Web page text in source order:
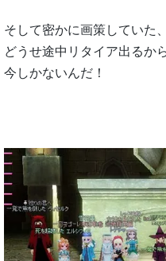
そして密かに画策していた
どうせ途中リタイア出る
今しかないんだ！